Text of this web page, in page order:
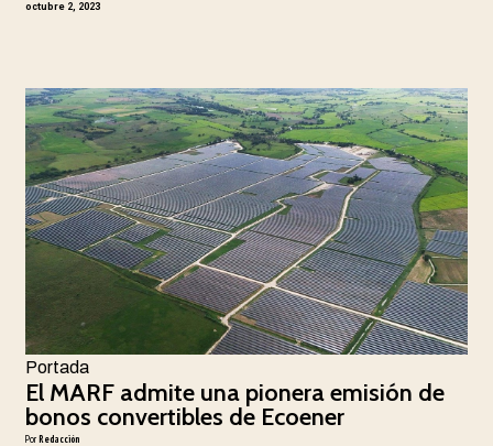
octubre 2, 2023
Portada
El MARF admite una pionera emisión de
bonos convertibles de Ecoener
PorRedacción